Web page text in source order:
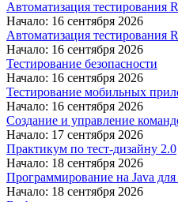
Автоматизация тестирования
Начало: 16 сентября 2026
Автоматизация тестирования
Начало: 16 сентября 2026
Тестирование безопасности
Начало: 16 сентября 2026
Тестирование мобильных
Начало: 16 сентября 2026
Создание и управление
Начало: 17 сентября 2026
Практикум по тест-дизайну 2.0
Начало: 18 сентября 2026
Программирование на Java
Начало: 18 сентября 2026